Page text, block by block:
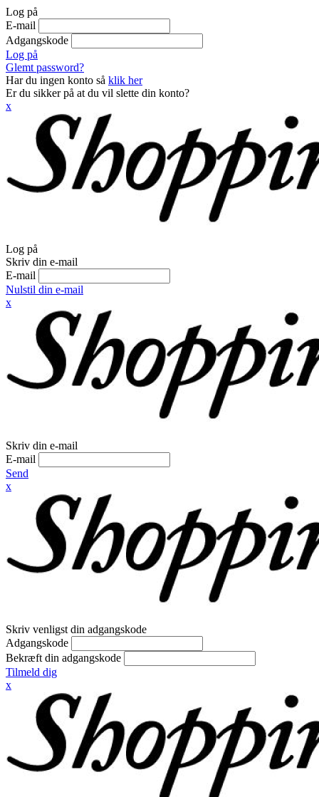
Log på
E-mail
Adgangskode
Log på
Glemt password?
Har du ingen konto så klik her
Er du sikker på at du vil slette din konto?
x
Log på
Skriv din e-mail
E-mail
Nulstil din e-mail
x
Skriv din e-mail
E-mail
Send
x
Skriv venligst din adgangskode
Adgangskode
Bekræft din adgangskode
Tilmeld dig
x